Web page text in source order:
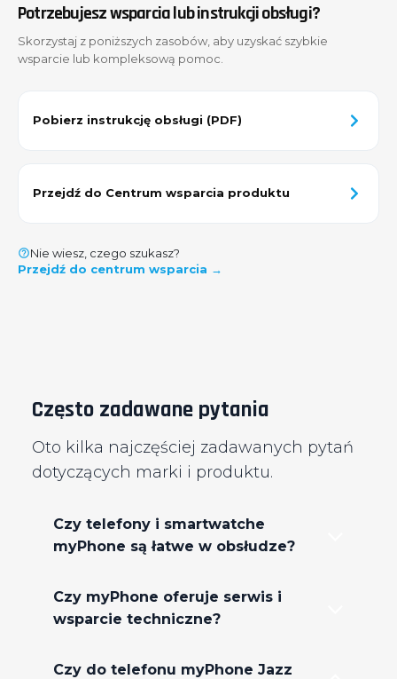
Potrzebujesz wsparcia lub instrukcji obsługi?
Skorzystaj z poniższych zasobów, aby uzyskać szybkie
wsparcie lub kompleksową pomoc.
Pobierz instrukcję obsługi (PDF)
Przejdź do Centrum wsparcia produktu
Nie wiesz, czego szukasz?
Przejdź do centrum wsparcia →
Często zadawane pytania
Oto kilka najczęściej zadawanych pytań
dotyczących marki i produktu.
Czy telefony i smartwatche
myPhone są łatwe w obsłudze?
Czy myPhone oferuje serwis i
wsparcie techniczne?
Czy do telefonu myPhone Jazz